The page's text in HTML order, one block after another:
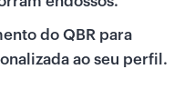
do QBR para
ao seu perfil.